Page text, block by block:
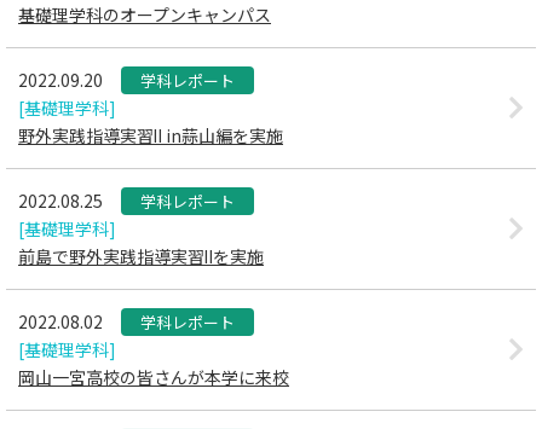
基礎理学科のオープンキャンパス
2022.09.20 学科レポート
[基礎理学科]
野外実践指導実習Ⅱ in蒜山編を実施
2022.08.25 学科レポート
[基礎理学科]
前島で野外実践指導実習Ⅱを実施
2022.08.02 学科レポート
[基礎理学科]
岡山一宮高校の皆さんが本学に来校